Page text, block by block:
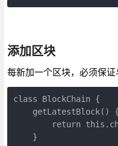
添加区块
每新加一个区块，必须保证
class BlockChain {
    getLatestBlock() {
return
    }